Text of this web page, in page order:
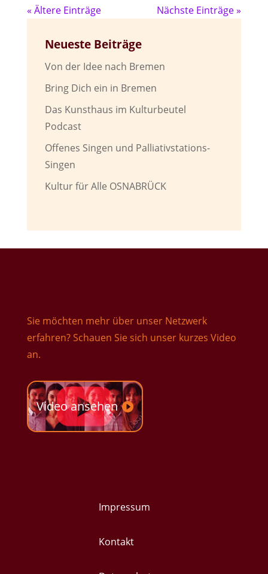
« Ältere Einträge Nächste Einträge »
Neueste Beiträge
Von der Idee nach Bremen
Bring Dich ein in Bremen
Das Kunsthaus im Kulturbeutel
Podcast
Offenes Singen und Palliativstations-
Singen
Kultur für Alle OSNABRÜCK
Sie möchten mehr über unser Netzwerk
erfahren? Schauen Sie sich unser kurzes Video
an.
Video ansehen
Impressum
Kontakt